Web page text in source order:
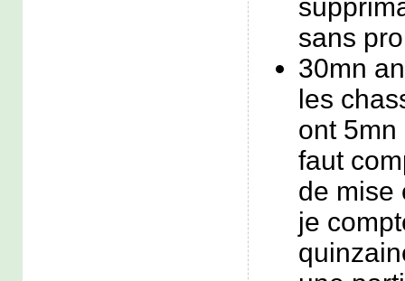
sans
30mn
les
ont 5mn
faut
de mise
je